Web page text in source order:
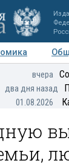
Мнения
вчера
два дня назад
01.08.2026